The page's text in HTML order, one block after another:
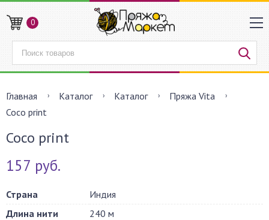
0
Главная Каталог Каталог
Пряжа Vita
Coco print
Coco print
157 руб.
Страна
Индия
Длина нити
240 м